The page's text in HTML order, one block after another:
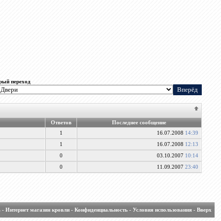
переход
Ответов
Последнее сообщение
1
16.07.2008 14:39
1 16.07.2008 12:13
0 03.10.2007 10:14
0 11.09.200723:40
- Интернет магазин кровли- Конфиденциальность- Условия использования- Вверх